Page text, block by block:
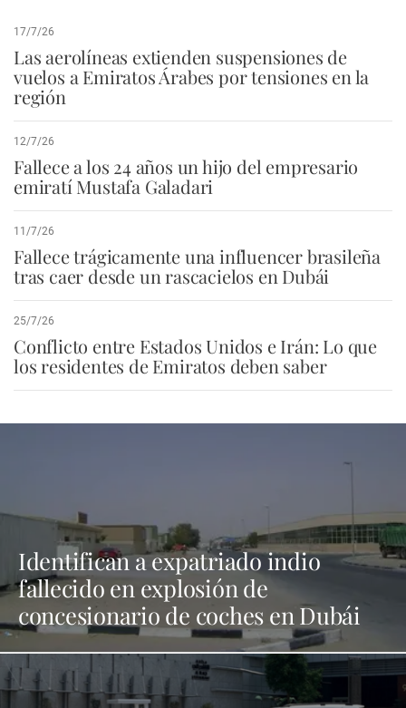
17/7/26
Las aerolíneas extienden suspensiones de
vuelos a Emiratos Árabes por tensiones en la
región
12/7/26
Fallece a los 24 años un hijo del empresario
emiratí Mustafa Galadari
11/7/26
Fallece trágicamente una influencer brasileña
tras caer desde un rascacielos en Dubái
25/7/26
Conflicto entre Estados Unidos e Irán: Lo que
los residentes de Emiratos deben saber
Identifican a expatriado indio
fallecido en explosión de
concesionario de coches en Dubái